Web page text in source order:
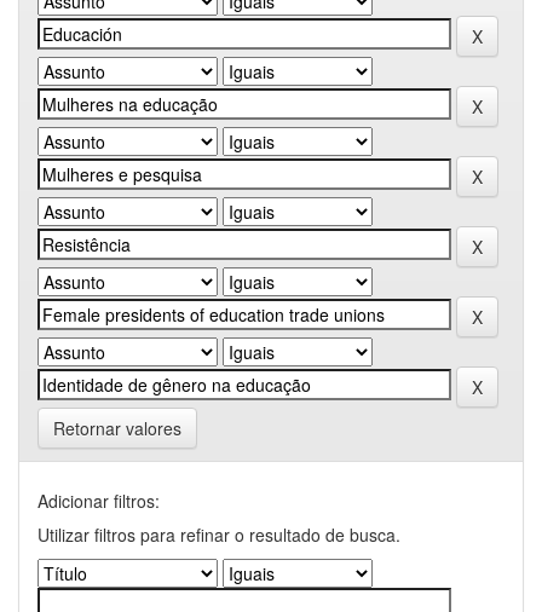
Retornar valores
Adicionar filtros:
Utilizar filtros para refinar o resultado de busca.